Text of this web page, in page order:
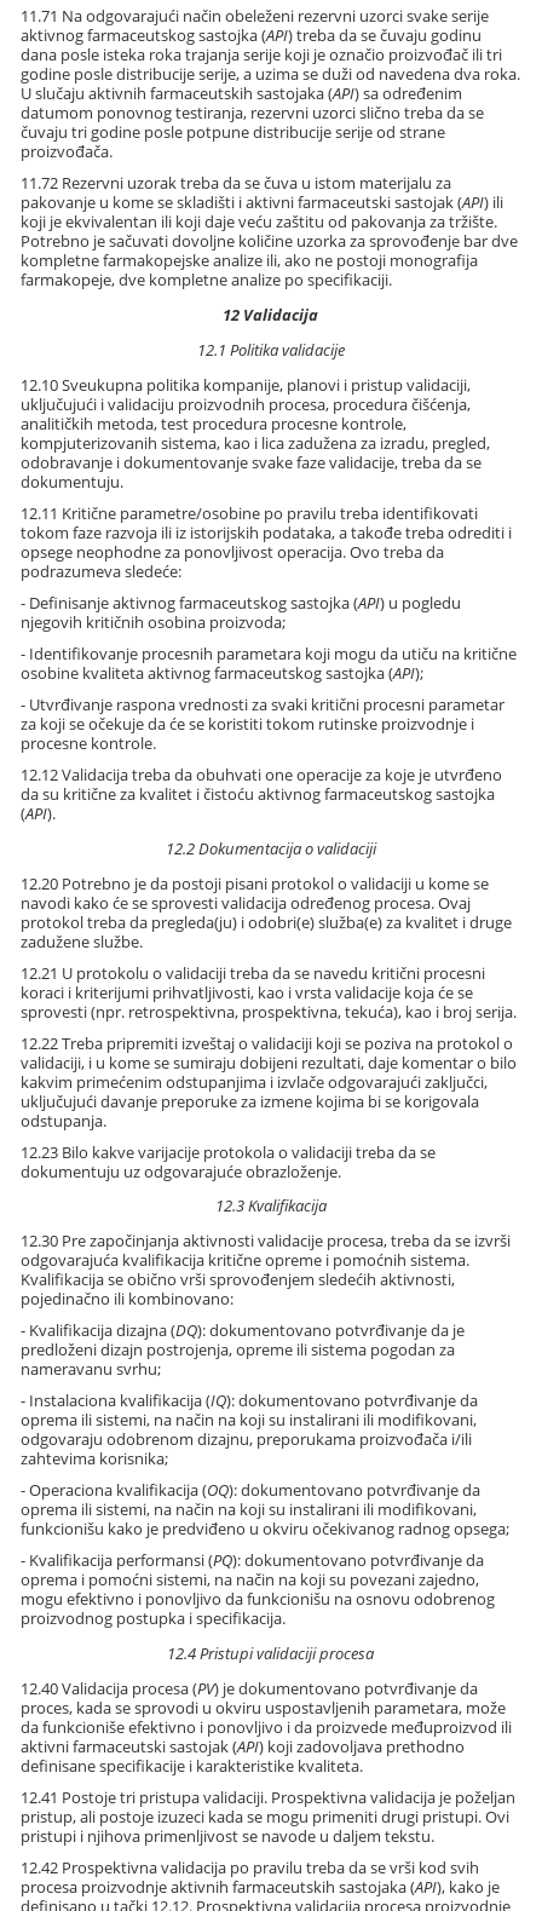
11.71 Na odgovarajući način obeleženi rezervni uzorci svake serije
aktivnog farmaceutskog sastojka (API) treba da se čuvaju godinu
dana posle isteka roka trajanja serije koji je označio proizvođač ili tri
godine posle distribucije serije, a uzima se duži od navedena dva roka.
U slučaju aktivnih farmaceutskih sastojaka (API) sa određenim
datumom ponovnog testiranja, rezervni uzorci slično treba da se
čuvaju tri godine posle potpune distribucije serije od strane
proizvođača.
11.72 Rezervni uzorak treba da se čuva u istom materijalu za
pakovanje u kome se skladišti i aktivni farmaceutski sastojak (API) ili
koji je ekvivalentan ili koji daje veću zaštitu od pakovanja za tržište.
Potrebno je sačuvati dovoljne količine uzorka za sprovođenje bar dve
kompletne farmakopejske analize ili, ako ne postoji monografija
farmakopeje, dve kompletne analize po specifikaciji.
12 Validacija
12.1 Politika validacije
12.10 Sveukupna politika kompanije, planovi i pristup validaciji,
uključujući i validaciju proizvodnih procesa, procedura čišćenja,
analitičkih metoda, test procedura procesne kontrole,
kompjuterizovanih sistema, kao i lica zadužena za izradu, pregled,
odobravanje i dokumentovanje svake faze validacije, treba da se
dokumentuju.
12.11 Kritične parametre/osobine po pravilu treba identifikovati
tokom faze razvoja ili iz istorijskih podataka, a takođe treba odrediti i
opsege neophodne za ponovljivost operacija. Ovo treba da
podrazumeva sledeće:
- Definisanje aktivnog farmaceutskog sastojka (API) u pogledu
njegovih kritičnih osobina proizvoda;
- Identifikovanje procesnih parametara koji mogu da utiču na kritične
osobine kvaliteta aktivnog farmaceutskog sastojka (API);
- Utvrđivanje raspona vrednosti za svaki kritični procesni parametar
za koji se očekuje da će se koristiti tokom rutinske proizvodnje i
procesne kontrole.
12.12 Validacija treba da obuhvati one operacije za koje je utvrđeno
da su kritične za kvalitet i čistoću aktivnog farmaceutskog sastojka
(API).
12.2 Dokumentacija o validaciji
12.20 Potrebno je da postoji pisani protokol o validaciji u kome se
navodi kako će se sprovesti validacija određenog procesa. Ovaj
protokol treba da pregleda(ju) i odobri(e) služba(e) za kvalitet i druge
zadužene službe.
12.21 U protokolu o validaciji treba da se navedu kritični procesni
koraci i kriterijumi prihvatljivosti, kao i vrsta validacije koja će se
sprovesti (npr. retrospektivna, prospektivna, tekuća), kao i broj serija.
12.22 Treba pripremiti izveštaj o validaciji koji se poziva na protokol o
validaciji, i u kome se sumiraju dobijeni rezultati, daje komentar o bilo
kakvim primećenim odstupanjima i izvlače odgovarajući zaključci,
uključujući davanje preporuke za izmene kojima bi se korigovala
odstupanja.
12.23 Bilo kakve varijacije protokola o validaciji treba da se
dokumentuju uz odgovarajuće obrazloženje.
12.3 Kvalifikacija
12.30 Pre započinjanja aktivnosti validacije procesa, treba da se izvrši
odgovarajuća kvalifikacija kritične opreme i pomoćnih sistema.
Kvalifikacija se obično vrši sprovođenjem sledećih aktivnosti,
pojedinačno ili kombinovano:
- Kvalifikacija dizajna (DQ): dokumentovano potvrđivanje da je
predloženi dizajn postrojenja, opreme ili sistema pogodan za
nameravanu svrhu;
- Instalaciona kvalifikacija (IQ): dokumentovano potvrđivanje da
oprema ili sistemi, na način na koji su instalirani ili modifikovani,
odgovaraju odobrenom dizajnu, preporukama proizvođača i/ili
zahtevima korisnika;
- Operaciona kvalifikacija (OQ): dokumentovano potvrđivanje da
oprema ili sistemi, na način na koji su instalirani ili modifikovani,
funkcionišu kako je predviđeno u okviru očekivanog radnog opsega;
- Kvalifikacija performansi (PQ): dokumentovano potvrđivanje da
oprema i pomoćni sistemi, na način na koji su povezani zajedno,
mogu efektivno i ponovljivo da funkcionišu na osnovu odobrenog
proizvodnog postupka i specifikacija.
12.4 Pristupi validaciji procesa
12.40 Validacija procesa (PV) je dokumentovano potvrđivanje da
proces, kada se sprovodi u okviru uspostavljenih parametara, može
da funkcioniše efektivno i ponovljivo i da proizvede međuproizvod ili
aktivni farmaceutski sastojak (API) koji zadovoljava prethodno
definisane specifikacije i karakteristike kvaliteta.
12.41 Postoje tri pristupa validaciji. Prospektivna validacija je poželjan
pristup, ali postoje izuzeci kada se mogu primeniti drugi pristupi. Ovi
pristupi i njihova primenljivost se navode u daljem tekstu.
12.42 Prospektivna validacija po pravilu treba da se vrši kod svih
procesa proizvodnje aktivnih farmaceutskih sastojaka (API), kako je
definisano u tački 12.12. Prospektivna validacija procesa proizvodnje